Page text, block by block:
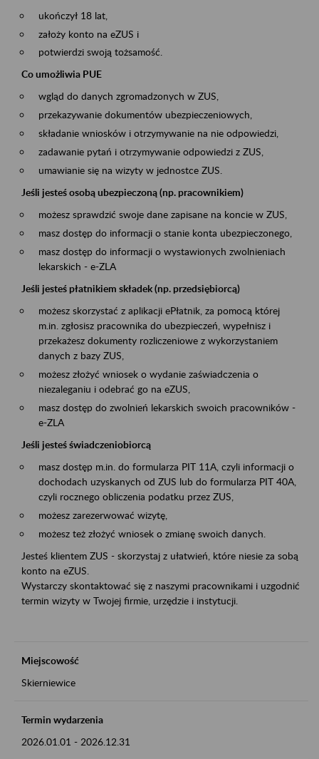
ukończył 18 lat,
założy konto na eZUS i
potwierdzi swoją tożsamość.
Co umożliwia PUE
wgląd do danych zgromadzonych w ZUS,
przekazywanie dokumentów ubezpieczeniowych,
składanie wniosków i otrzymywanie na nie odpowiedzi,
zadawanie pytań i otrzymywanie odpowiedzi z ZUS,
umawianie się na wizyty w jednostce ZUS.
Jeśli jesteś osobą ubezpieczoną (np. pracownikiem)
możesz sprawdzić swoje dane zapisane na koncie w ZUS,
masz dostęp do informacji o stanie konta ubezpieczonego,
masz dostęp do informacji o wystawionych zwolnieniach
lekarskich - e-ZLA
Jeśli jesteś płatnikiem składek (np. przedsiębiorcą)
możesz skorzystać z aplikacji ePłatnik, za pomocą której
m.in. zgłosisz pracownika do ubezpieczeń, wypełnisz i
przekażesz dokumenty rozliczeniowe z wykorzystaniem
danych z bazy ZUS,
możesz złożyć wniosek o wydanie zaświadczenia o
niezaleganiu i odebrać go na eZUS,
masz dostęp do zwolnień lekarskich swoich pracowników -
e-ZLA
Jeśli jesteś świadczeniobiorcą
masz dostęp m.in. do formularza PIT 11A, czyli informacji o
dochodach uzyskanych od ZUS lub do formularza PIT 40A,
czyli rocznego obliczenia podatku przez ZUS,
możesz zarezerwować wizytę,
możesz też złożyć wniosek o zmianę swoich danych.
Jesteś klientem ZUS - skorzystaj z ułatwień, które niesie za sobą
konto na eZUS.
Wystarczy skontaktować się z naszymi pracownikami i uzgodnić
termin wizyty w Twojej firmie, urzędzie i instytucji.
Miejscowość
Skierniewice
Termin wydarzenia
2026.01.01 - 2026.12.31